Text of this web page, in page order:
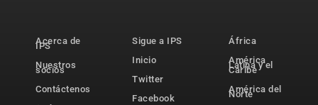
Acerca de
IPS
Nuestros
socios
Contáctenos
Sigue a IPS
Inicio
Twitter
Facebook
África
América
Latina y el
Caribe
América del
Norte